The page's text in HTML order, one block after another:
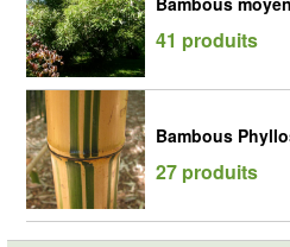
41 produits
Bambous
27 produits